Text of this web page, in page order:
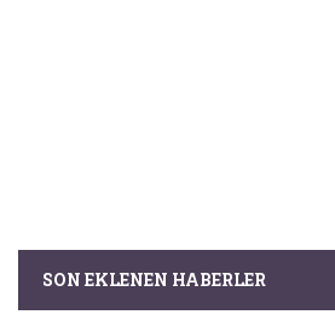
SON EKLENEN HABERLER